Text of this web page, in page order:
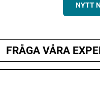
NYTT
FRÅGA VÅRA